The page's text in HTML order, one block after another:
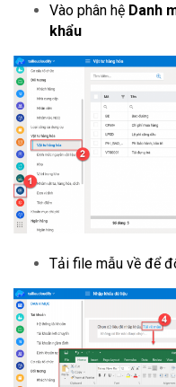
Vào phân hệ Danh
khẩu
Tải file mẫu về để